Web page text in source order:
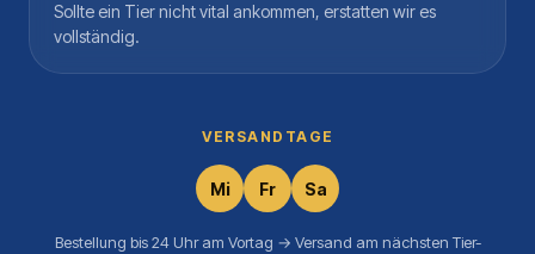
Sollte ein Tier nicht vital ankommen, erstatten wir es
vollständig.
VERSANDTAGE
Mi Fr Sa
Bestellung bis 24 Uhr am Vortag → Versand am nächsten Tier-